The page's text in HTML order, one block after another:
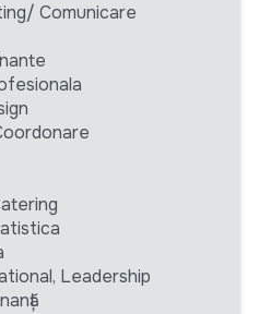
Comunicare
Leadership